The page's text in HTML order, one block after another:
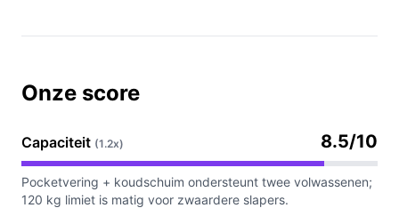
Onze score
Capaciteit (1.2x) 8.5/10
Pocketvering + koudschuim ondersteunt twee volwassenen;
120 kg limiet is matig voor zwaardere slapers.